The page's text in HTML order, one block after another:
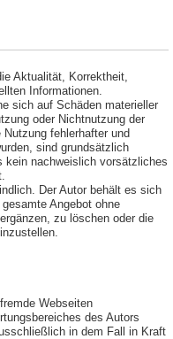
Aktualität, Korrektheit,
Informationen.
sich auf Schäden materieller
oder Nichtnutzung der
fehlerhafter und
sind grundsätzlich
kein nachweislich vorsätzliches
Der Autor behält es sich
Angebot ohne
zu löschen oder die
Webseiten
des Autors
in dem Fall in Kraft